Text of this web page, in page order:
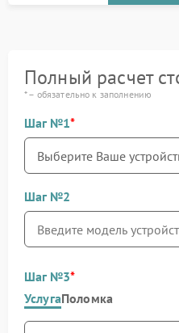
Полный расчет
* – обязательно к заполнению
Шаг №1
Шаг №2
Шаг №3
УслугаПоломка